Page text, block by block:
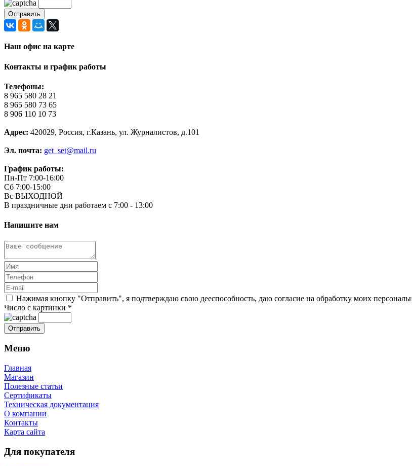
Наш офис на карте
Контакты и график работы
Телефоны:
8 965 580 28 21
8 965 580 73 65
8 906 110 10 73
Адрес: 420029, Россия, г.Казань, ул. Журналистов, д.101
Эл. почта: get_set@mail.ru
График работы:
Пн-Пт 7:00-16:00
Сб 7:00-15:00
Вс ВЫХОДНОЙ
В праздничные дни работаем с 7:00 - 13:00
Напишите нам
Нажимая кнопку "Отправить", я подтверждаю свою дееспособность, даю согласие на обработку моих
Число с картинки *
Меню
Главная
Магазин
Полезные статьи
Сертификаты
Техническая документация
О компании
Контакты
Карта сайта
Для покупателя